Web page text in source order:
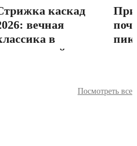
каскад
вечная
в
современной
Посмотреть все